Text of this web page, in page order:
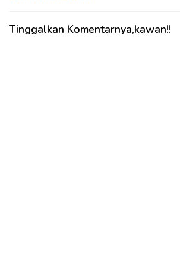
Tinggalkan Komentarnya,kawan!!